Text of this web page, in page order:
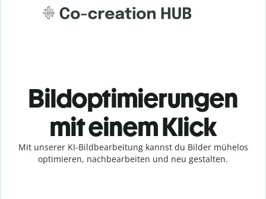
Bildoptimierungen
mit einem Klick
Mit unserer KI-Bildbearbeitung kannst du Bilder mühelos
optimieren, nachbearbeiten und neu gestalten.